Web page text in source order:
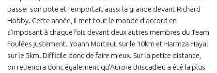
passer son pote et remportait aussi la grande devant Richard
Hobby. Cette année, il met tout le monde d’accord en
s’imposant à chaque fois devant deux autres membres du Team
Foulées justement. Yoann Morteuil sur le 10km et Harmza Hayal
sur le 5km. Difficile donc de faire mieux. Sur la petite distance,
on retiendra donc également qu’Aurore Briscadieu a été la plus